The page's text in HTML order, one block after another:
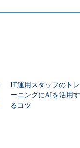
IT運用スタッフのトレ
ーニングにAIを活用す
るコツ